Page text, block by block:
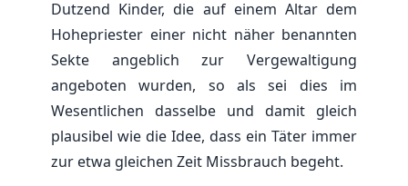
Dutzend Kinder, die auf einem Altar dem
Hohepriester einer nicht näher benannten
Sekte angeblich zur Vergewaltigung
angeboten wurden, so als sei dies im
Wesentlichen dasselbe und damit gleich
plausibel wie die Idee, dass ein Täter immer
zur etwa gleichen Zeit Missbrauch begeht.